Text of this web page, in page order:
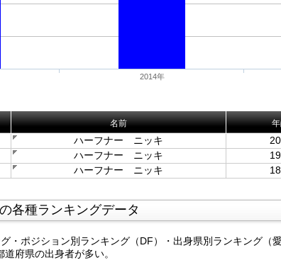
2014年
名前
ハーフナー ニッキ
ハーフナー ニッキ
ハーフナー ニッキ
各種ランキングデータ
・ポジション別ランキング（DF）・出身県別ランキング（
府県の出身者が多い。